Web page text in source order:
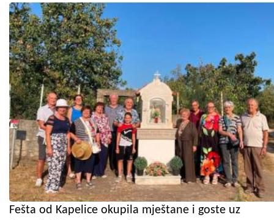
Fešta od Kapelice okupila mještane i goste uz